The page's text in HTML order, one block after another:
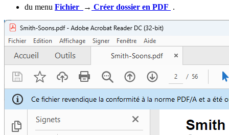
du menu Fichier → Créer dossier en PDF .